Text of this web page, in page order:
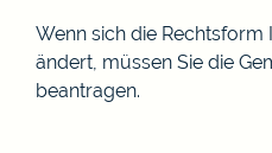
Wenn sich die Rechtsform
ändert, müssen Sie die
beantragen.